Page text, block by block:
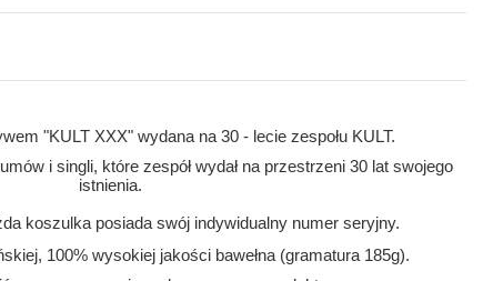
"KULT XXX" wydana na 30 - lecie zespołu KULT.
i singli, które zespół wydał na przestrzeni 30 lat swojego
istnienia.
koszulka posiada swój indywidualny numer seryjny.
100% wysokiej jakości bawełna (gramatura 185g).